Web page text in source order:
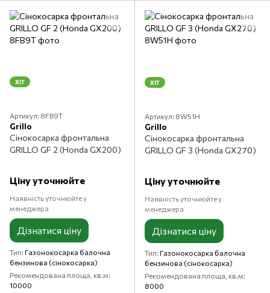
ХІТ
Артикул: 8FB9T
Grillo
Сінокосарка фронтальна
GRILLO GF 2 (Honda GX200)
Ціну уточнюйте
Наявність уточнюйте у
менеджера
Дізнатися ціну
Тип Газонокосарка балочна
бензинова (сінокосарка)
Рекомендована площа, кв.м
10000
ХІТ
Артикул: 8W51H
Grillo
Сінокосарка фронтальна
GRILLO GF 3 (Honda GX270)
Ціну уточнюйте
Наявність уточнюйте у
менеджера
Дізнатися ціну
Тип Газонокосарка балочна
бензинова (сінокосарка)
Рекомендована площа, кв.м
8000